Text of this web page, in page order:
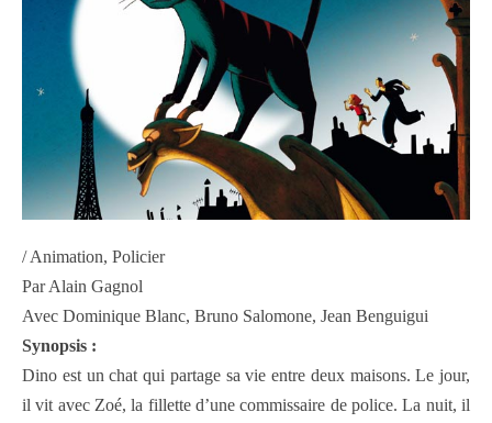
/ Animation, Policier
Par Alain Gagnol
Avec Dominique Blanc, Bruno Salomone, Jean Benguigui
Synopsis :
Dino est un chat qui partage sa vie entre deux maisons. Le jour,
il vit avec Zoé, la fillette d’une commissaire de police. La nuit, il